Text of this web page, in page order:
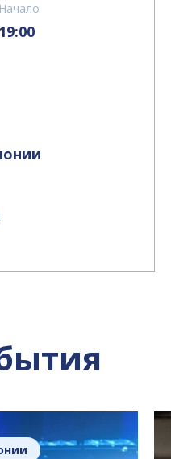
Начало
19:00